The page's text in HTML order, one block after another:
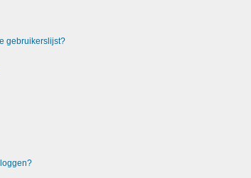
gebruikerslijst?